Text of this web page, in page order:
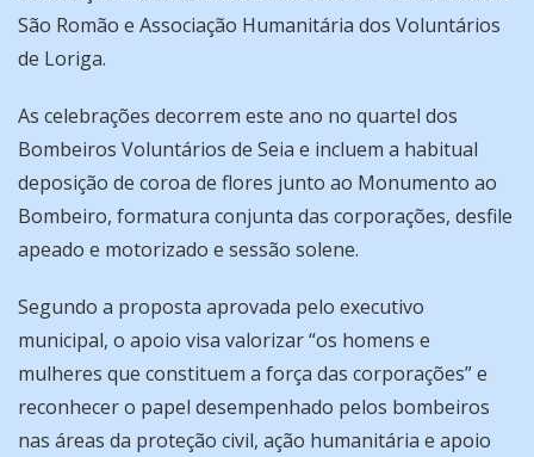
São Romão e Associação Humanitária dos Voluntários
de Loriga.
As celebrações decorrem este ano no quartel dos
Bombeiros Voluntários de Seia e incluem a habitual
deposição de coroa de flores junto ao Monumento ao
Bombeiro, formatura conjunta das corporações, desfile
apeado e motorizado e sessão solene.
Segundo a proposta aprovada pelo executivo
municipal, o apoio visa valorizar “os homens e
mulheres que constituem a força das corporações” e
reconhecer o papel desempenhado pelos bombeiros
nas áreas da proteção civil, ação humanitária e apoio